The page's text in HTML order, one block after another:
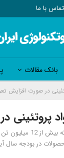
تماس با ما
بانک مقالات
رئیس انجمن